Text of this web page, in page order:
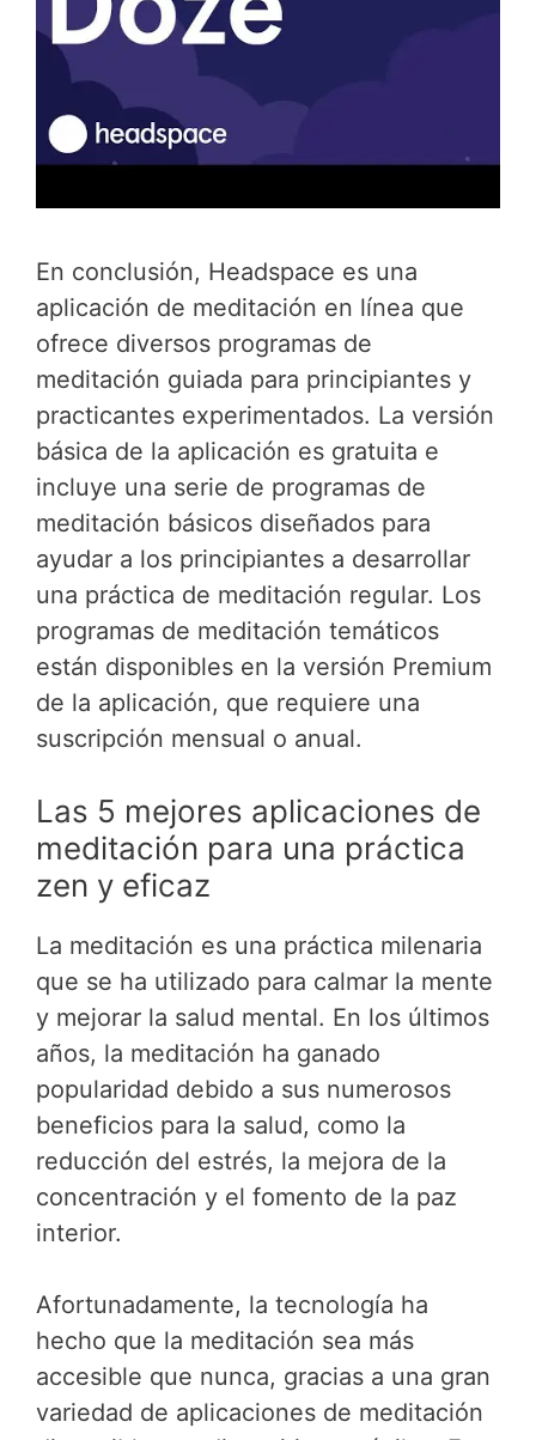
En conclusión, Headspace es una
aplicación de meditación en línea que
ofrece diversos programas de
meditación guiada para principiantes y
practicantes experimentados. La versión
básica de la aplicación es gratuita e
incluye una serie de programas de
meditación básicos diseñados para
ayudar a los principiantes a desarrollar
una práctica de meditación regular. Los
programas de meditación temáticos
están disponibles en la versión Premium
de la aplicación, que requiere una
suscripción mensual o anual.
Las 5 mejores aplicaciones de
meditación para una práctica
zen y eficaz
La meditación es una práctica milenaria
que se ha utilizado para calmar la mente
y mejorar la salud mental. En los últimos
años, la meditación ha ganado
popularidad debido a sus numerosos
beneficios para la salud, como la
reducción del estrés, la mejora de la
concentración y el fomento de la paz
interior.
Afortunadamente, la tecnología ha
hecho que la meditación sea más
accesible que nunca, gracias a una gran
variedad de aplicaciones de meditación